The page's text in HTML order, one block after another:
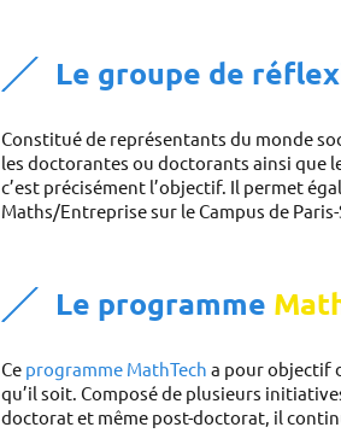
Le groupe de
Constitué de représentants du monde
les doctorantes ou doctorants ainsi que
c’est précisément l’objectif. Il permet
Maths/Entreprise sur le Campus de
Le programme
Ce programme MathTech a pour objectif
qu’il soit. Composé de plusieurs
doctorat et même post-doctorat, il